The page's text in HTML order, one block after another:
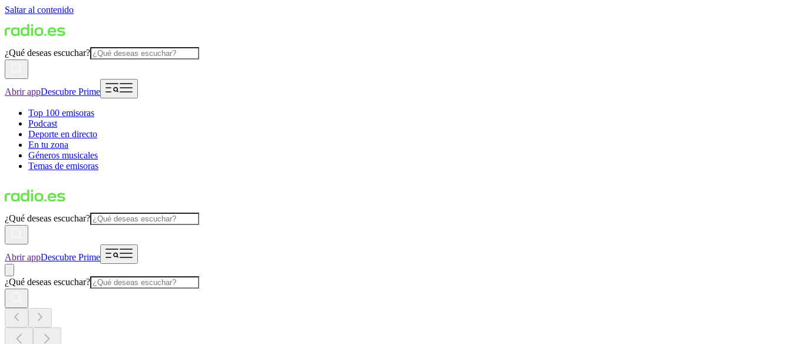
Saltar al contenido
¿Qué deseas escuchar?
Abrir appDescubre Prime
Top 100 emisoras
Podcast
Deporte en directo
En tu zona
Géneros musicales
Temas de emisoras
¿Qué deseas escuchar?
Abrir appDescubre Prime
¿Qué deseas escuchar?